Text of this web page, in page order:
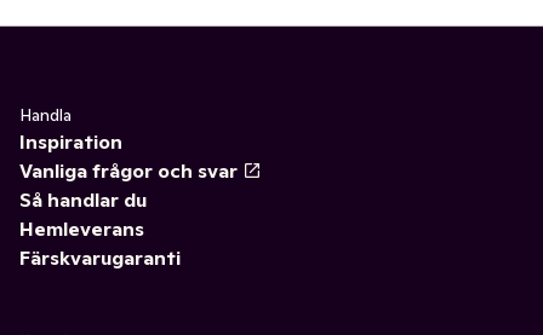
Handla
Inspiration
Vanliga frågor och svar
Så handlar du
Hemleverans
Färskvarugaranti